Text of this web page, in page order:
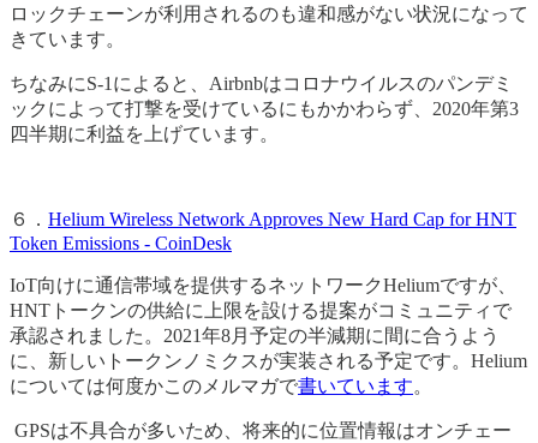
ロックチェーンが利用されるのも違和感がない状況になって
きています。
ちなみにS-1によると、Airbnbはコロナウイルスのパンデミ
ックによって打撃を受けているにもかかわらず、2020年第3
四半期に利益を上げています。
６． Helium Wireless Network Approves New Hard Cap for HNT
Token Emissions - CoinDesk
IoT向けに通信帯域を提供するネットワークHeliumですが、
HNTトークンの供給に上限を設ける提案がコミュニティで
承認されました。2021年8月予定の半減期に間に合うよう
に、新しいトークンノミクスが実装される予定です。Helium
については何度かこのメルマガで書いています。
GPSは不具合が多いため、将来的に位置情報はオンチェー